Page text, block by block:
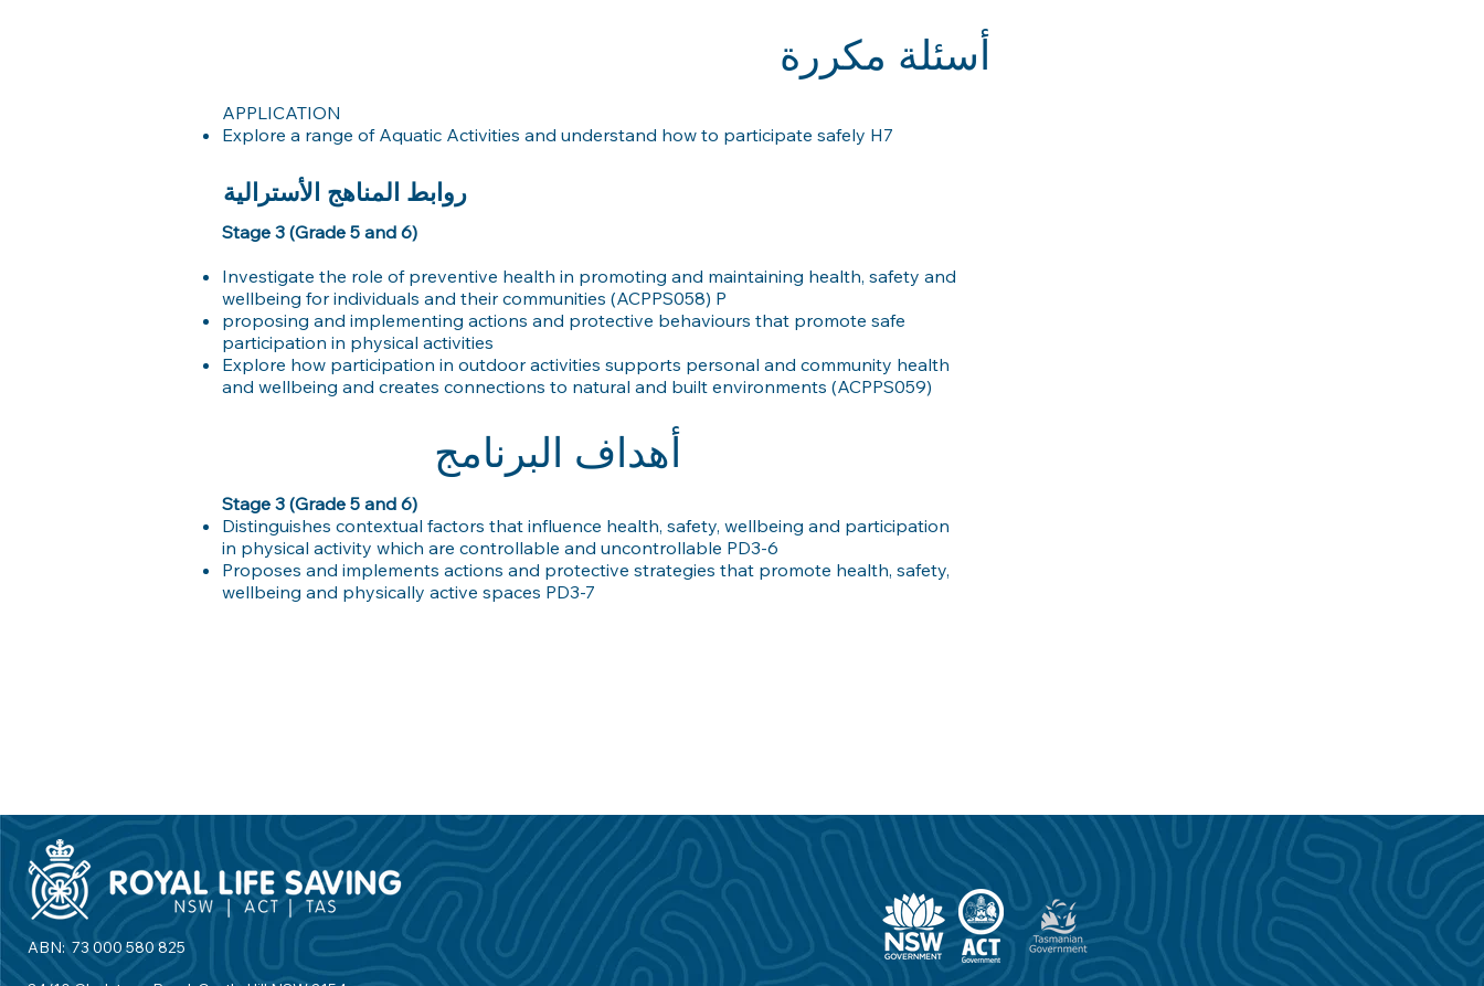
أسئلة مكررة
APPLICATION
Explore a range of Aquatic Activities and understand how to participate safely H7
روابط المناهج الأسترالية
Stage 3 (Grade 5 and 6)
Investigate the role of preventive health in promoting and maintaining health, safety and
wellbeing for individuals and their communities (ACPPS058) P
proposing and implementing actions and protective behaviours that promote safe
participation in physical activities
Explore how participation in outdoor activities supports personal and community health
and wellbeing and creates connections to natural and built environments (ACPPS059)
أهداف البرنامج
Stage 3 (Grade 5 and 6)
Distinguishes contextual factors that influence health, safety, wellbeing and participation
in physical activity which are controllable and uncontrollable PD3-6
Proposes and implements actions and protective strategies that promote health, safety,
wellbeing and physically active spaces PD3-7
ABN: 73 000 580 825